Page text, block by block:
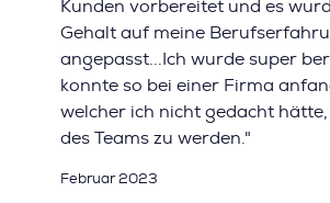
Kunden vorbereitet und es
Gehalt auf meine
angepasst...Ich wurde super
konnte so bei einer Firma
welcher ich nicht gedacht hätte,
des Teams zu werden."
Februar 2023